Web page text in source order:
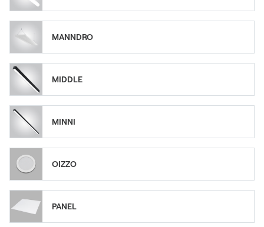
MANNDRO
MIDDLE
MINNI
OIZZO
PANEL